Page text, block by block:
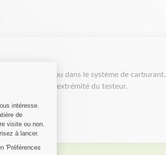
d'allumage ou dans le système de carburant.
à l'autre extrémité du testeur.